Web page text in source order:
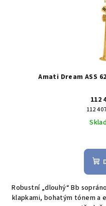
Amati Dream ASS
112
Měrná
cena:
112
Robustní „dlouhý“ Bb
klapkami, bohatým tónem a